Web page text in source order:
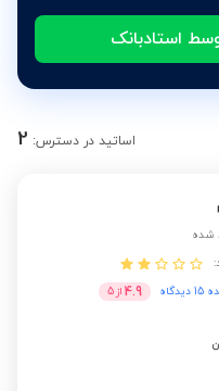
استادبانک
اساتید در دسترس: 2
شده
4.9 از 5